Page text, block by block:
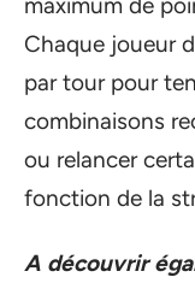
Chaque joueur
par tour pour
combinaisons
ou relancer
fonction de la
A découvrir